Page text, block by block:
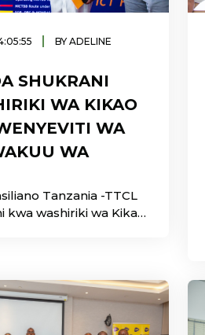
BY ADELINE
SHUKRANI
WA KIKAO
WA
WA
Tanzania -TTCL
kwa washiriki wa Kikao